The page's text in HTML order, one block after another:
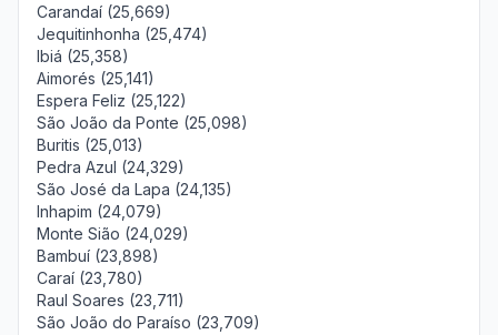
Carandaí (25,669)
Jequitinhonha (25,474)
Ibiá (25,358)
Aimorés (25,141)
Espera Feliz (25,122)
São João da Ponte (25,098)
Buritis (25,013)
Pedra Azul (24,329)
São José da Lapa (24,135)
Inhapim (24,079)
Monte Sião (24,029)
Bambuí (23,898)
Caraí (23,780)
Raul Soares (23,711)
São João do Paraíso (23,709)